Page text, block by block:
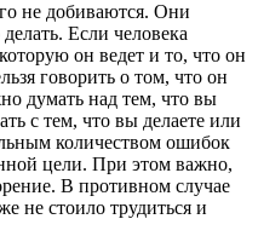
не добиваются. Они
Если человека
он ведет и то, что он
говорить о том, что он
думать над тем, что вы
с тем, что вы делаете или
количеством ошибок
цели. При этом важно,
В противном случае
не стоило трудиться и